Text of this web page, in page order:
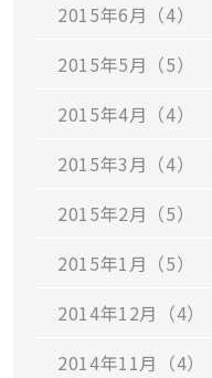
2015年6月（4）
2015年5月（5）
2015年4月（4）
2015年3月（4）
2015年2月（5）
2015年1月（5）
2014年12月（4）
2014年11月（4）